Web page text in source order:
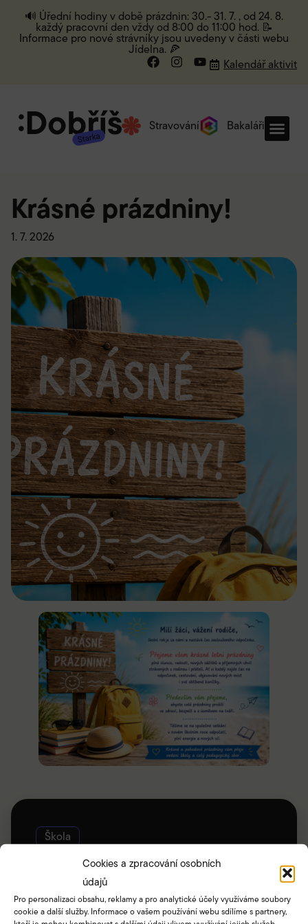
Cookies a zpracování osobních
údajů
Pro personalizaci obsahu, reklamy a pro analytické účely využíváme soubory
cookie a další služby. Informace o vašem používání webu sdílíme s partnery,
🔊 Úřední hodiny v době prázdnin: 30.- 31. 7. , od 24. 8.
každý pracovní den vždy od 8:00 do 11:00 hod. 📝
Informace pro nové strávníky jsou uvedeny v části webu
Jídelna. 🍕
Kalendář aktivit
Stravování Bakaláři
Krásné prázdniny!
1. 7. 2026
Škola
Dokumenty a formuláře
V čem jsme namočeni